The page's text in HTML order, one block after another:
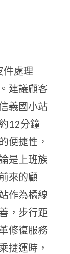
件處理
建議顧客
義國小站
12分鐘
便捷性，
是上班族
來的顧
作為橘線
，步行距
修復服務
捷運時，